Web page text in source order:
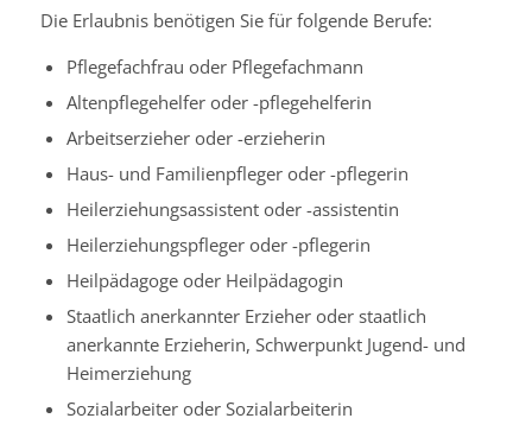
Die Erlaubnis benötigen Sie für folgende Berufe:
Pflegefachfrau oder Pflegefachmann
Altenpflegehelfer oder -pflegehelferin
Arbeitserzieher oder -erzieherin
Haus- und Familienpfleger oder -pflegerin
Heilerziehungsassistent oder -assistentin
Heilerziehungspfleger oder -pflegerin
Heilpädagoge oder Heilpädagogin
Staatlich anerkannter Erzieher oder staatlich
anerkannte Erzieherin, Schwerpunkt Jugend- und
Heimerziehung
Sozialarbeiter oder Sozialarbeiterin